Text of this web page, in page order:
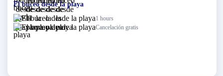
El buceo desde la playa
1 hours
Cancelación gratis